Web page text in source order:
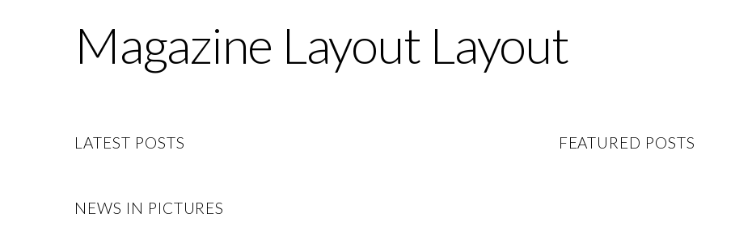
Magazine Layout Layout
LATEST POSTS FEATURED POSTS
NEWS IN PICTURES